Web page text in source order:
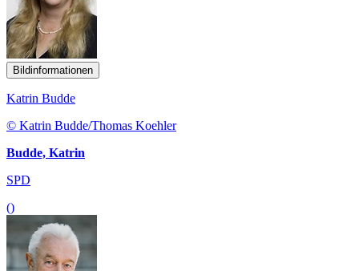
Bildinformationen
Katrin Budde
© Katrin Budde/Thomas Koehler
Budde, Katrin
SPD
()